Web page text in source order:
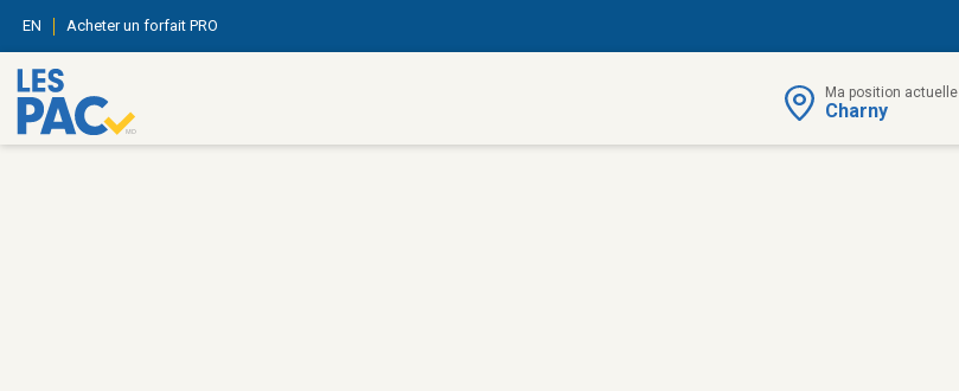
EN Acheter un forfait PRO
Ma position actuelle
Charny